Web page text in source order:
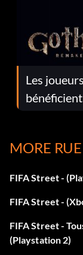
Les
MORE
FIFA Street -
FIFA Street -
FIFA Street -
(Playstation 2)